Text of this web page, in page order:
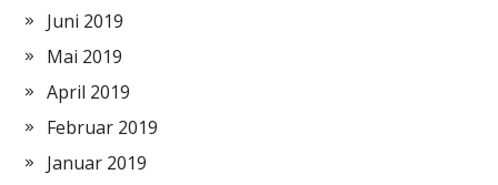
Juni 2019
Mai 2019
April 2019
Februar 2019
Januar 2019